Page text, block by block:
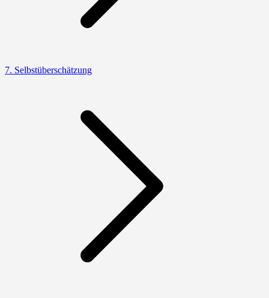
7. Selbstüberschätzung